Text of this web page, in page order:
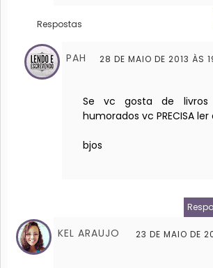
Respostas
PAH 28 DE MAIO DE 2013 ÀS
Se vc gosta de livros
humorados vc PRECISA ler
bjos
KEL ARAUJO 23 DE MAIO DE